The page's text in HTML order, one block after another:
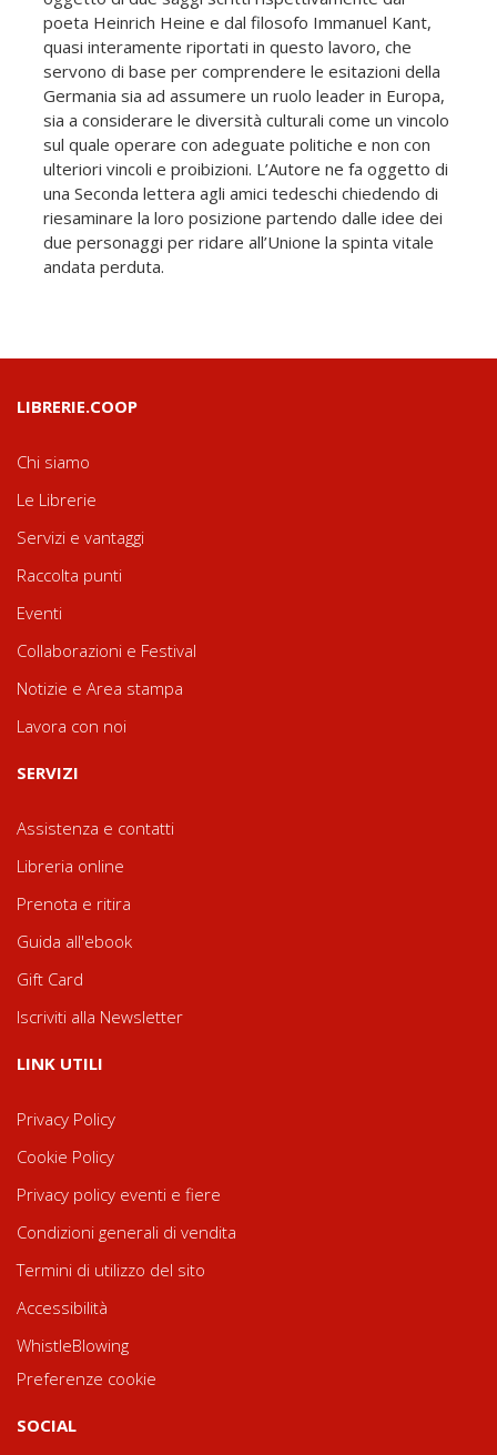
poeta Heinrich Heine e dal filosofo Immanuel Kant,
quasi interamente riportati in questo lavoro, che
servono di base per comprendere le esitazioni della
Germania sia ad assumere un ruolo leader in Europa,
sia a considerare le diversità culturali come un vincolo
sul quale operare con adeguate politiche e non con
ulteriori vincoli e proibizioni. L’Autore ne fa oggetto di
una Seconda lettera agli amici tedeschi chiedendo di
riesaminare la loro posizione partendo dalle idee dei
due personaggi per ridare all’Unione la spinta vitale
andata perduta.
LIBRERIE.COOP
Chi siamo
Le Librerie
Servizi e vantaggi
Raccolta punti
Eventi
Collaborazioni e Festival
Notizie e Area stampa
Lavora con noi
SERVIZI
Assistenza e contatti
Libreria online
Prenota e ritira
Guida all'ebook
Gift Card
Iscriviti alla Newsletter
LINK UTILI
Privacy Policy
Cookie Policy
Privacy policy eventi e fiere
Condizioni generali di vendita
Termini di utilizzo del sito
Accessibilità
WhistleBlowing
Preferenze cookie
SOCIAL